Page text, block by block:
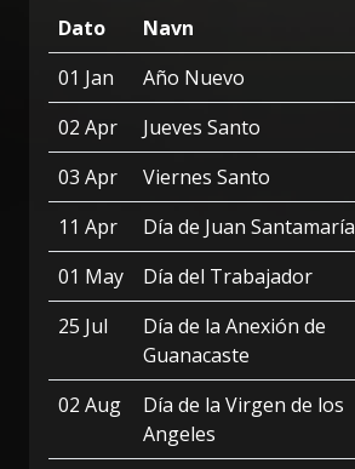
Dato Navn
01 Jan
Año Nuevo
02 Apr
Jueves Santo
03 Apr
Viernes Santo
11 Apr
Día de Juan Santamaría
01 May
Día del Trabajador
25 Jul
Día de la Anexión de
Guanacaste
02 Aug
Día de la Virgen de los
Angeles